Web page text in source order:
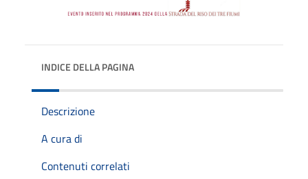
INDICE DELLA PAGINA
Descrizione
A cura di
Contenuti correlati